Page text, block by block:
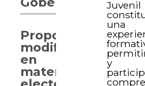
Juvenil
una
y
Proponen
modificaciones
en
materia